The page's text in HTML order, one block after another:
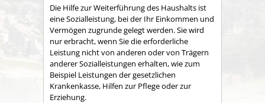
Die Hilfe zur Weiterführung des Haushalts ist
eine Sozialleistung, bei der Ihr Einkommen und
Vermögen zugrunde gelegt werden. Sie wird
nur erbracht, wenn Sie die erforderliche
Leistung nicht von anderen oder von Trägern
anderer Sozialleistungen erhalten, wie zum
Beispiel Leistungen der gesetzlichen
Krankenkasse, Hilfen zur Pflege oder zur
Erziehung.